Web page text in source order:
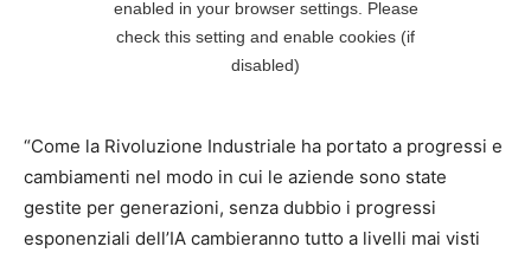
“Come la Rivoluzione Industriale ha portato a progressi e
cambiamenti nel modo in cui le aziende sono state
gestite per generazioni, senza dubbio i progressi
esponenziali dell’IA cambieranno tutto a livelli mai visti